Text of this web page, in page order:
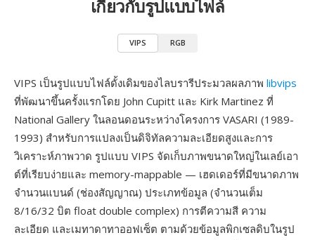
เกี่ยวกับรูปแบบไฟล์
VIPS RGB
VIPS เป็นรูปแบบไฟล์ดั้งเดิมของไลบรารีประมวลผลภาพ libvips
ที่พัฒนาขึ้นครั้งแรกโดย John Cupitt และ Kirk Martinez ที่
National Gallery ในลอนดอนระหว่างโครงการ VASARI (1989-
1993) สำหรับการแปลงเป็นดิจิทัลความละเอียดสูงและการ
วิเคราะห์ภาพวาด รูปแบบ VIPS จัดเก็บภาพขนาดใหญ่ในเลย์เอา
ต์ที่เรียบง่ายและ memory-mappable — เฮดเดอร์ที่มีขนาดภาพ
จำนวนแบนด์ (ช่องสัญญาณ) ประเภทข้อมูล (จำนวนเต็ม
8/16/32 บิต float double complex) การตีความสี ความ
ละเอียด และเมทาดาทาออฟเซ็ต ตามด้วยข้อมูลพิกเซลดิบในรูป